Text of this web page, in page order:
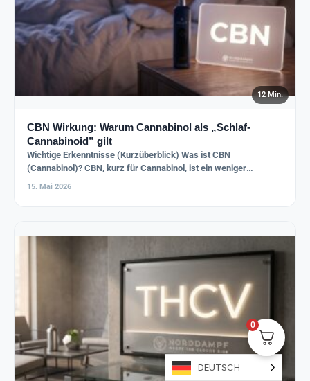
12 Min.
CBN Wirkung: Warum Cannabinol als „Schlaf-
Cannabinoid” gilt
Wichtige Erkenntnisse (Kurzüberblick) Was ist CBN
(Cannabinol)? CBN, kurz für Cannabinol, ist ein weniger
bekanntes Cannabinoid aus der…
15. Mai 2026
0
DEUTSCH